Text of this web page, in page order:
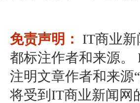
免责声明：
IT商业
都标注作者和来源。
注明文章作者和来源
将受到IT商业新闻网